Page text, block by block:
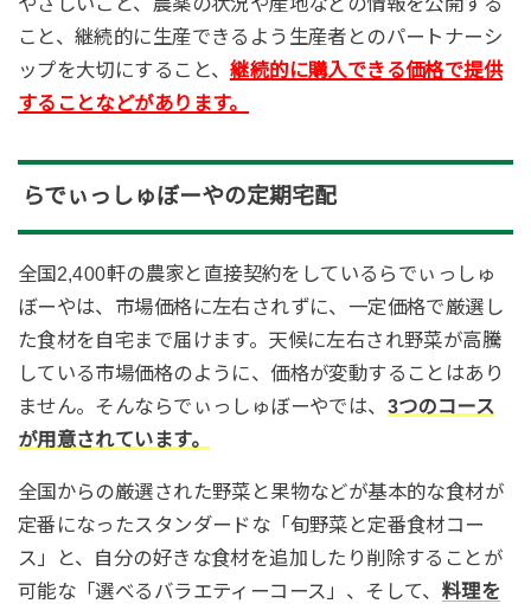
こと、継続的に生産できるよう生産者とのパートナーシ
ップを大切にすること、継続的に購入できる価格で提供
することなどがあります。
らでぃっしゅぼーやの定期宅配
全国2,400軒の農家と直接契約をしているらでぃっしゅ
ぼーやは、市場価格に左右されずに、一定価格で厳選し
た食材を自宅まで届けます。天候に左右され野菜が高騰
している市場価格のように、価格が変動することはあり
ません。そんならでぃっしゅぼーやでは、 3つのコース
が用意されています。
全国からの厳選された野菜と果物などが基本的な食材が
定番になったスタンダードな「旬野菜と定番食材コー
ス」と、自分の好きな食材を追加したり削除することが
可能な「選べるバラエティーコース」、そして、 料理を